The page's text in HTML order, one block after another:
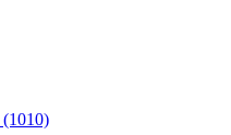
(1010)